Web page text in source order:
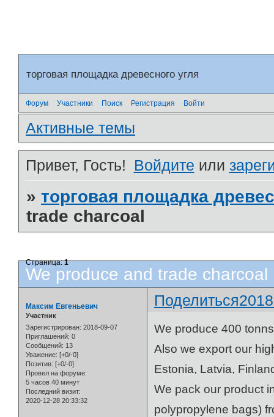
торговая площадка древесного угля
Форум Участники Поиск Регистрация Войти
Активные темы
Привет, Гость! Войдите или
»торговая площадка
trade charcoal
We produce and trade charcoal
Страница:1
Поделиться
Максим Евгеньевич
Участник
Зарегистрирован: 2018-09-07
Приглашений: 0
Сообщений: 13
Уважение: [+0/-0]
Позитив: [+0/-0]
Провел на форуме:
5 часов 40 минут
Последний визит:
2020-12-28 20:33:32
We produce 400
Also we export our
Estonia, Latvia,
We pack our product
polypropylene bags)